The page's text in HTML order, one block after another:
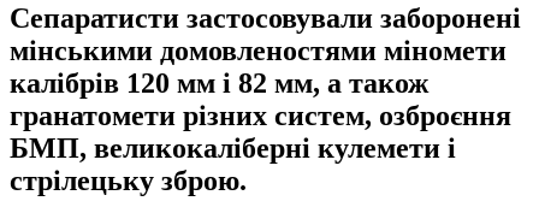
Сепаратисти застосовували заборонені
мінськими домовленостями міномети
калібрів 120 мм і 82 мм, а також
гранатомети різних систем, озброєння
БМП, великокаліберні кулемети і
стрілецьку зброю.